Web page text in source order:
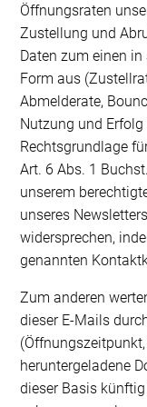
Öffnungsraten
Zustellung und
Daten zum einen
Form aus
Abmelderate,
Nutzung und
Rechtsgrundlage
Art. 6 Abs. 1
unserem
unseres
widersprechen,
genannten
Zum anderen
dieser E-Mails
heruntergeladene
dieser Basis